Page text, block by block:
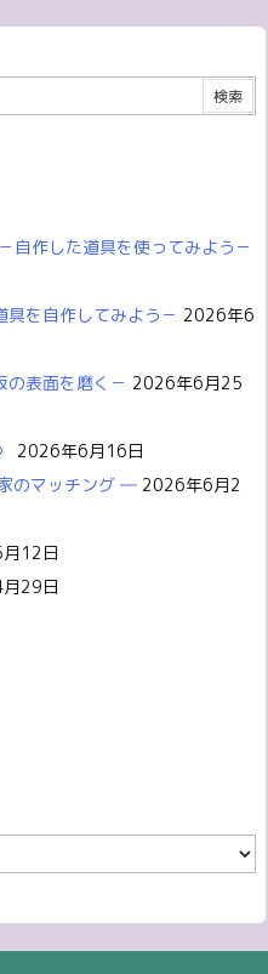
作した道具を使ってみよう－
を自作してみよう－ 2026年6
表面を磨く－ 2026年6月25
2026年6月16日
のマッチング ― 2026年6月2
12日
29日